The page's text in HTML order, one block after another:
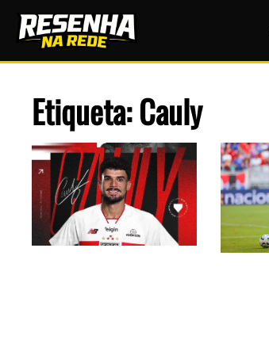
Etiqueta: Cauly